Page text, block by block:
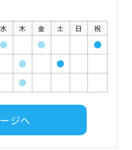
水 木 金 土 日 祝
● ●
●
●
●
●
ジへ